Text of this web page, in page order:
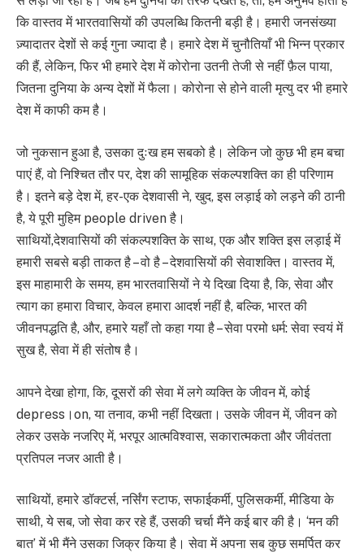
कि वास्तव में भारतवासियों की उपलब्धि कितनी बड़ी है। हमारी जनसंख्या
ज़्यादातर देशों से कई गुना ज्यादा है। हमारे देश में चुनौतियाँ भी भिन्न प्रकार
की हैं, लेकिन, फिर भी हमारे देश में कोरोना उतनी तेजी से नहीं फ़ैल पाया,
जितना दुनिया के अन्य देशों में फैला। कोरोना से होने वाली मृत्यु दर भी हमारे
देश में काफी कम है।
जो नुकसान हुआ है, उसका दुःख हम सबको है। लेकिन जो कुछ भी हम बचा
पाएं हैं, वो निश्चित तौर पर, देश की सामूहिक संकल्पशक्ति का ही परिणाम
है। इतने बड़े देश में, हर-एक देशवासी ने, खुद, इस लड़ाई को लड़ने की ठानी
है, ये पूरी मुहिम people driven है।
साथियों,देशवासियों की संकल्पशक्ति के साथ, एक और शक्ति इस लड़ाई में
हमारी सबसे बड़ी ताकत है – वो है – देशवासियों की सेवाशक्ति। वास्तव में,
इस माहामारी के समय, हम भारतवासियों ने ये दिखा दिया है, कि, सेवा और
त्याग का हमारा विचार, केवल हमारा आदर्श नहीं है, बल्कि, भारत की
जीवनपद्धति है, और, हमारे यहाँ तो कहा गया है – सेवा परमो धर्म: सेवा स्वयं में
सुख है, सेवा में ही संतोष है।
आपने देखा होगा, कि, दूसरों की सेवा में लगे व्यक्ति के जीवन में, कोई
depress।on, या तनाव, कभी नहीं दिखता। उसके जीवन में, जीवन को
लेकर उसके नजरिए में, भरपूर आत्मविश्वास, सकारात्मकता और जीवंतता
प्रतिपल नजर आती है।
साथियों, हमारे डॉक्टर्स, नर्सिंग स्टाफ, सफाईकर्मी, पुलिसकर्मी, मीडिया के
साथी, ये सब, जो सेवा कर रहे हैं, उसकी चर्चा मैंने कई बार की है। ‘मन की
बात’ में भी मैंने उसका जिक्र किया है। सेवा में अपना सब कुछ समर्पित कर